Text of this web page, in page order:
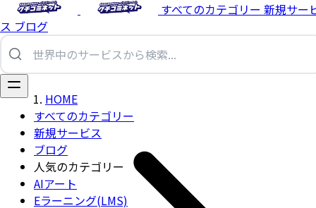
すべてのカテゴリー 新規サー
ス ブログ
すべてのカテゴリー
新規サービス
ブログ
人気のカテゴリー
AIアート
Eラーニング(LMS)
HOME